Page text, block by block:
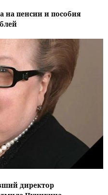
на пенсии и пособия
директор